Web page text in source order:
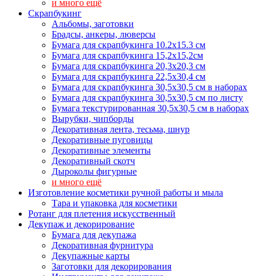
и много ещё
Скрапбукинг
Альбомы, заготовки
Брадсы, анкеры, люверсы
Бумага для скрапбукинга 10.2х15.3 см
Бумага для скрапбукинга 15,2х15,2см
Бумага для скрапбукинга 20,3х20,3 см
Бумага для скрапбукинга 22,5х30,4 см
Бумага для скрапбукинга 30,5х30,5 см в наборах
Бумага для скрапбукинга 30,5х30,5 см по листу
Бумага текстурированная 30,5х30,5 см в наборах
Вырубки, чипборды
Декоративная лента, тесьма, шнур
Декоративные пуговицы
Декоративные элементы
Декоративный скотч
Дыроколы фигурные
и много ещё
Изготовление косметики ручной работы и мыла
Тара и упаковка для косметики
Ротанг для плетения искусственный
Декупаж и декорирование
Бумага для декупажа
Декоративная фурнитура
Декупажные карты
Заготовки для декорирования